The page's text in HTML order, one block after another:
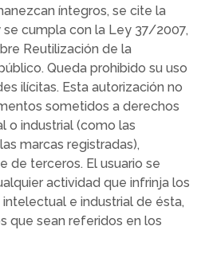
íntegros, se cite la
cumpla con la Ley 37/2007,
Reutilización de la
Queda prohibido su uso
ilícitas. Esta autorización no
sometidos a derechos
o industrial (como las
marcas registradas),
de terceros. El usuario se
actividad que infrinja los
e industrial de ésta,
que sean referidos en los